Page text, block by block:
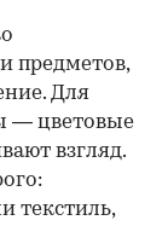
предметов,
Для
— цветовые
взгляд.
текстиль,